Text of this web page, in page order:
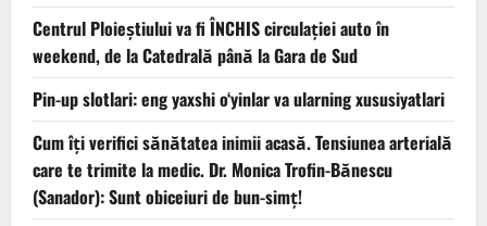
Centrul Ploieștiului va fi ÎNCHIS circulației auto în
weekend, de la Catedrală până la Gara de Sud
Pin-up slotlari: eng yaxshi o‘yinlar va ularning xususiyatlari
Cum îți verifici sănătatea inimii acasă. Tensiunea arterială
care te trimite la medic. Dr. Monica Trofin-Bănescu
(Sanador): Sunt obiceiuri de bun-simț!